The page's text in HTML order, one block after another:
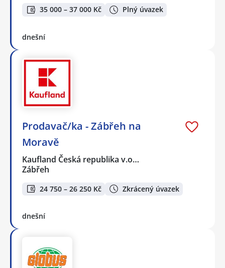
35 000 – 37 000 Kč Plný úvazek
dnešní
Prodavač/ka - Zábřeh na
Moravě
Kaufland Česká republika v.o…
Zábřeh
24 750 – 26 250 Kč Zkrácený úvazek
dnešní